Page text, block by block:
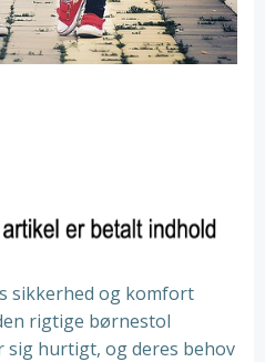
sikkerhed og komfort
rigtige børnestol
sig hurtigt, og deres behov